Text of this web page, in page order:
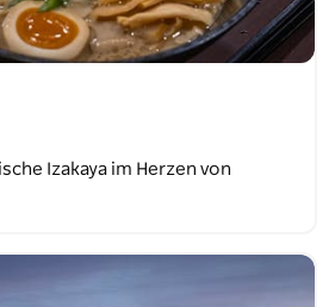
Izakaya im Herzen von